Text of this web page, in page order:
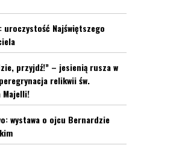
uroczystość Najświętszego
przyjdź!” – jesienią rusza w
relikwii św.
Majelli!
wystawa o ojcu Bernardzie